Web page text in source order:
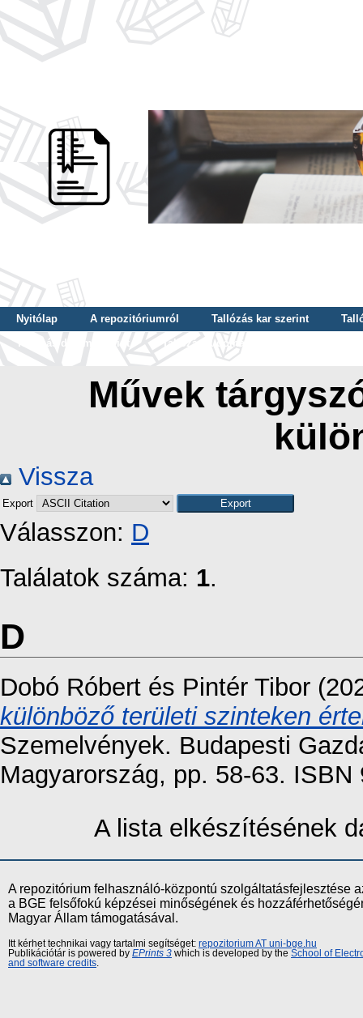
Nyitólap A repozitóriumról Tallózás kar szerint
Tallózás dátum szerint
Tallózás tudományterület szerint
Művek
Vissza
Export
Válasszon: D
Találatok száma: 1.
D
Dobó Róbert és Pintér Tibor
különböző területi szinteken
Szemelvények. Budapesti
Magyarország, pp. 58-63. ISBN
A lista elkészítésének
A repozitórium felhasználó-központú szolgáltatásfejlesztése
a BGE felsőfokú képzései minőségének és
Magyar Állam támogatásával.
Itt kérhet technikai vagy tartalmi segítséget: repozitorium AT uni-bge.hu
Publikációtár is powered by EPrints 3 which is developed by the School of
and software credits